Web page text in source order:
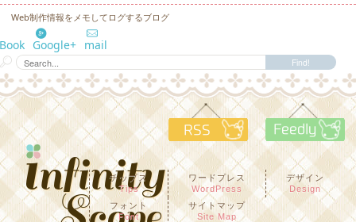
Web制作情報をメモしてログするブログ
Google+ mail
RSS
チップス
Tips
ワードプレス
WordPress
デザイン
Design
フォント
Font
サイトマップ
Site Map